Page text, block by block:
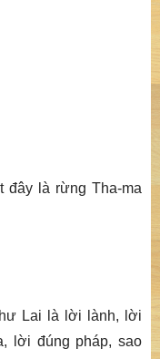
đây là rừng Tha-ma
Lai là lời lành, lời
lời đúng pháp, sao